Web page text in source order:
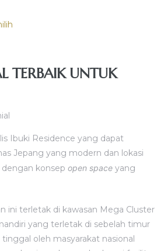
TERBAIK UNTUK
Ibuki Residence yang dapat
Jepang yang modern dan lokasi
konsep open space yang
ini terletak di kawasan Mega Cluster
yang terletak di sebelah timur
oleh masyarakat nasional